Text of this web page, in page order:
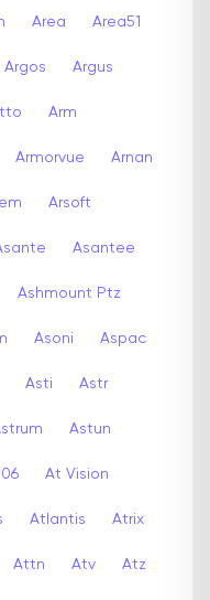
Area Area51
Argos Argus
Arm
Armorvue Arnan
Arsoft
Asantee
Ashmount Ptz
Asoni Aspac
Asti Astr
Astun
At Vision
Atlantis Atrix
Attn Atv Atz